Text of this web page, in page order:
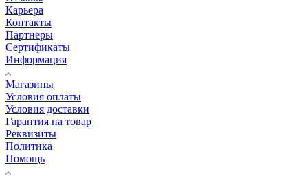
Карьера
Контакты
Партнеры
Сертификаты
Информация
Магазины
Условия оплаты
Условия доставки
Гарантия на товар
Реквизиты
Политика
Помощь